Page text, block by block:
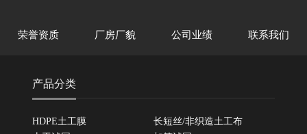
荣誉资质 厂房厂貌 公司业绩 联系我们
产品分类
HDPE土工膜
长短丝/非织造土工布